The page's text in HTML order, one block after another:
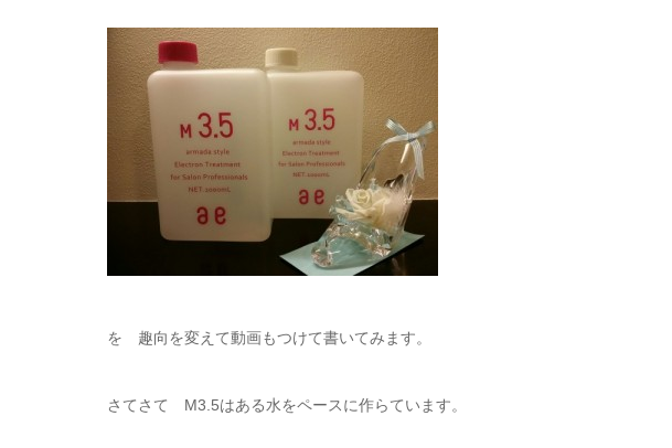
を 趣向を変えて動画もつけて書いてみます。
さてさて M3.5はある水をペースに作らています。